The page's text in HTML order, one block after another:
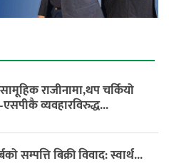
राजीनामा,थप चर्कियो
व्यवहारविरुद्ध...
सम्पत्ति बिक्री विवाद: स्वार्थ...